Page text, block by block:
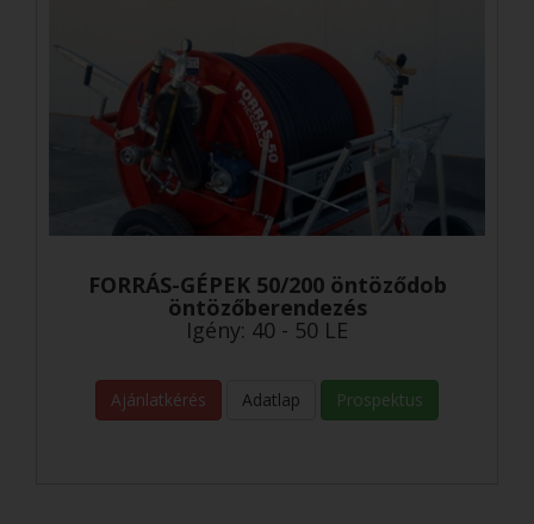
FORRÁS-GÉPEK 50/200 öntöződob
öntözőberendezés
Igény: 40 - 50 LE
Ajánlatkérés Adatlap Prospektus